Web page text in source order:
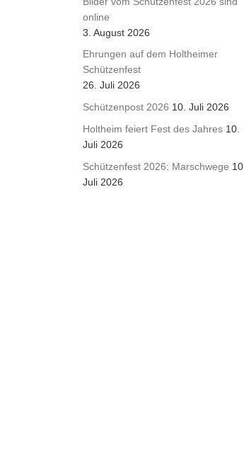
online
3. August 2026
Ehrungen auf dem Holtheimer
Schützenfest
26. Juli 2026
Schützenpost 2026 10. Juli 2026
Holtheim feiert Fest des Jahres 10.
Juli 2026
Schützenfest 2026: Marschwege 10.
Juli 2026